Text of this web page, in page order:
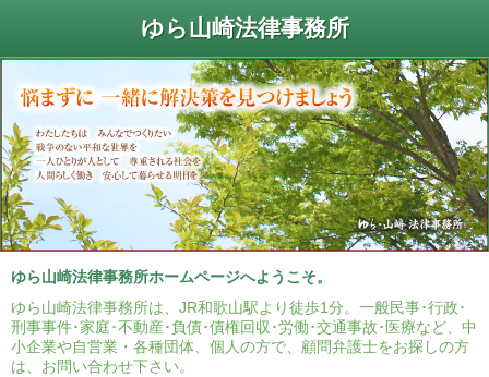
ゆら山崎法律事務所
ゆら山崎法律事務所ホームページへようこそ。
ゆら山崎法律事務所は、JR和歌山駅より徒歩1分。一般民事･行政･
刑事事件･家庭･不動産･負債･債権回収･労働･交通事故･医療など、中
小企業や自営業・各種団体、個人の方で、顧問弁護士をお探しの方
は、お問い合わせ下さい。